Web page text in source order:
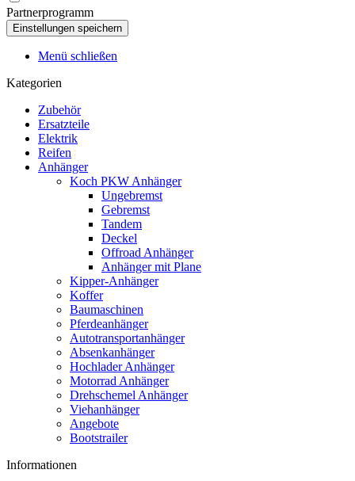
Partnerprogramm
Menü schließen
Kategorien
Zubehör
Ersatzteile
Elektrik
Reifen
Anhänger
Koch PKW Anhänger
Ungebremst
Gebremst
Tandem
Deckel
Offroad Anhänger
Anhänger mit Plane
Kipper-Anhänger
Koffer
Baumaschinen
Pferdeanhänger
Autotransportanhänger
Absenkanhänger
Hochlader Anhänger
Motorrad Anhänger
Drehschemel Anhänger
Viehanhänger
Angebote
Bootstrailer
Informationen